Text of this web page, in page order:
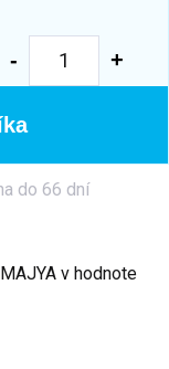
v hodnote
do 66 dní